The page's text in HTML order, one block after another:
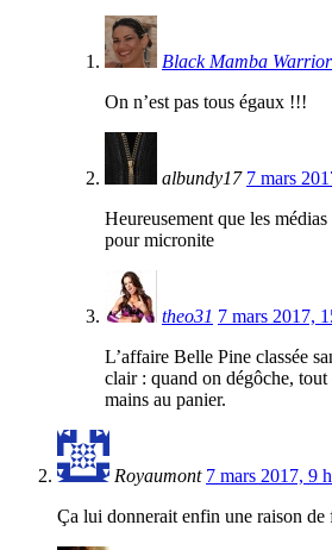
Black Mamba Warrior
On n’est pas tous égaux !!!
albundy17 7 mars
Heureusement que les
pour micronite
theo31 7 mars 2017,
L’affaire Belle Pine classée
clair : quand on dégôche, tout
mains au panier.
Royaumont 7 mars 2017, 9
Ça lui donnerait enfin une raison de